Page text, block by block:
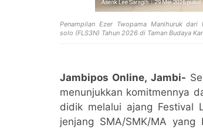
Penampilan Ezer Twopama Manihuruk
solo (FLS3N) Tahun 2026di Taman Budaya
Jambipos Online, Jambi-
menunjukkan komitmennya
didik melalui ajang Festival
jenjang SMA/SMK/MA